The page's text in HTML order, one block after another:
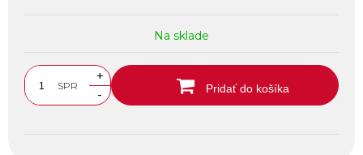
Na sklade
SPR
+
-
Pridať do košíka